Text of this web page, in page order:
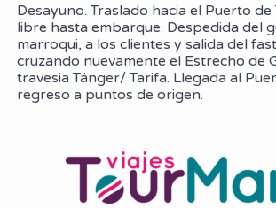
Desayuno. Traslado hacia el Puerto de
libre hasta embarque. Despedida del
marroqui, a los clientes y salida del
cruzando nuevamente el Estrecho de
travesia Tánger/ Tarifa. Llegada al
regreso a puntos de origen.